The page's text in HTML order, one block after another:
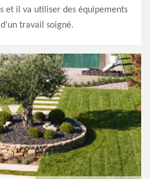
et il va utiliser des équipements
travail soigné.